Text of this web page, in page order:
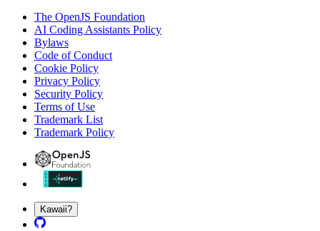
The OpenJS Foundation
AI Coding Assistants Policy
Bylaws
Code of Conduct
Cookie Policy
Privacy Policy
Security Policy
Terms of Use
Trademark List
Trademark Policy
Kawaii?